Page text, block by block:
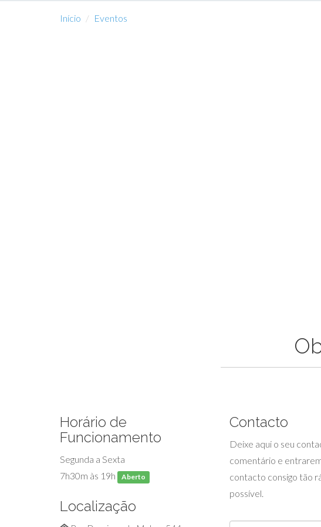
Início Eventos
Horário de
Funcionamento
Segunda a Sexta
7h30m às 19h
Aberto
Localização
Contacto
Deixe aqui o seu
comentário e
contacto consigo tão
possível.